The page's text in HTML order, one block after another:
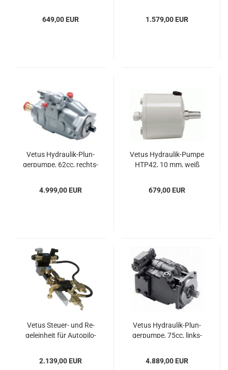
649,00 EUR
1.579,00 EUR
Vetus Hydraulik-​​Plun­
ger­pum­pe, 62cc, rechts­
4.999,00 EUR
Vetus Hydraulik-​​Pumpe
HTP42, 10 mm, weiß
679,00 EUR
Vetus Steuer-​​ und Re­
gel­ein­heit für Au­to­pi­lo­
2.139,00 EUR
Vetus Hydraulik-​​Plun­
ger­pum­pe, 75cc, links­
4.889,00 EUR